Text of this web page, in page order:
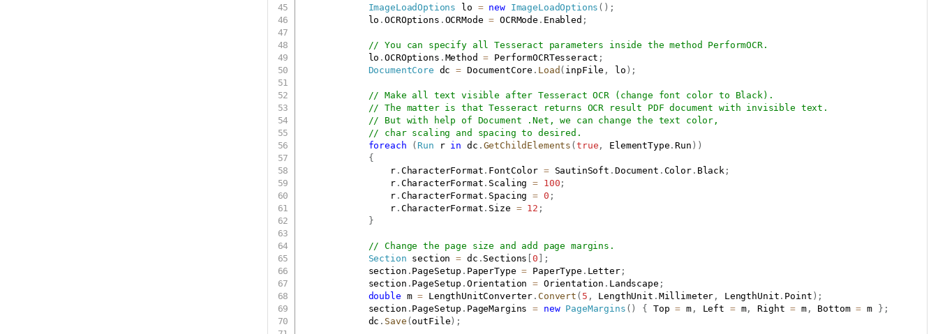
ImageLoadOptions lo = new ImageLoadOptions ( ) ;
            lo
.OCROptions . OCRMode = OCRMode . Enabled ;
// You can specify all Tesseract parameters inside the method PerformOCR.
            lo
.OCROptions . Method = PerformOCRTesseract ;
DocumentCore dc = DocumentCore . Load ( inpFile , lo ) ;
// Make all text visible after Tesseract OCR (change font color to Black).
// The matter is that Tesseract returns OCR result PDF document with invisible text.
// But with help of Document .Net, we can change the text color,
// char scaling and spacing to desired.
foreach
( Run r in dc . GetChildElements (true , ElementType .Run ) )
{
                r
. CharacterFormat . FontColor = SautinSoft . Document . Color. Black ;
                r
. CharacterFormat . Scaling = 100 ;
                r
. CharacterFormat . Spacing = 0 ;
                r
. CharacterFormat . Size = 12 ;
}
// Change the page size and add page margins.
Section section = dc . Sections [0 ] ;
            section
. PageSetup . PaperType = PaperType . Letter;
            section
. PageSetup . Orientation = Orientation . Landscape ;
double m = LengthUnitConverter . Convert ( 5 , LengthUnit . Millimeter , LengthUnit . Point ) ;
            section
. PageSetup . PageMargins = new PageMargins ( ) { Top = m, Left = m, Right = m, Bottom = m } ;
            dc
. Save (outFile) ;